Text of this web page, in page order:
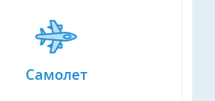
Самолет